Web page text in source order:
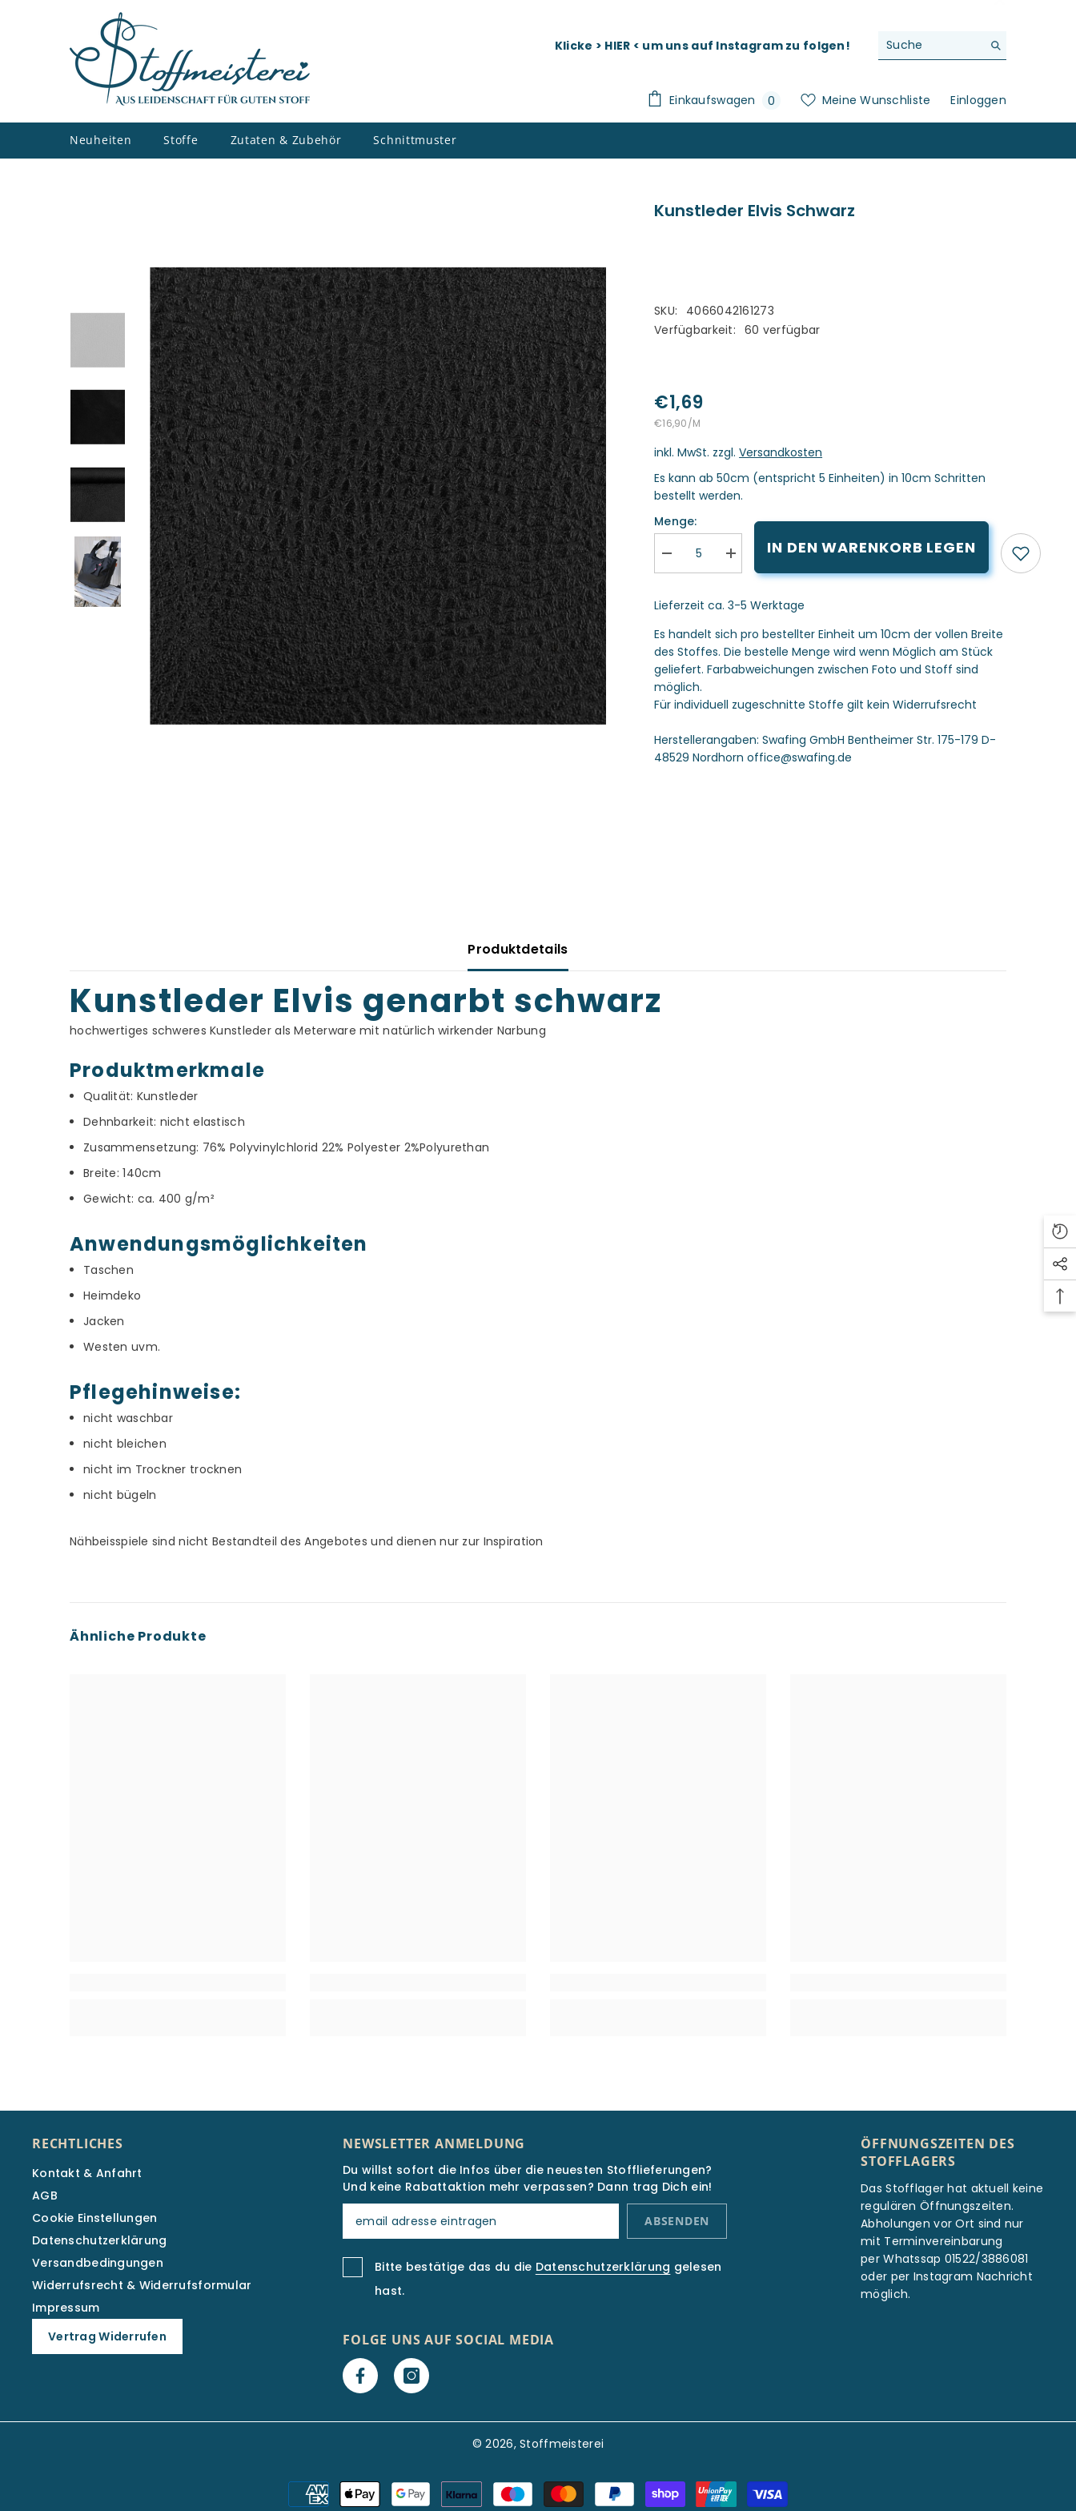
Klicke > HIER < um uns auf Instagram zu folgen!
Einkaufswagen 00
Meine Wunschliste Einloggen
Neuheiten Stoffe Zutaten & Zubehör Schnittmuster
Kunstleder Elvis Schwarz
SKU:
4066042161273
Verfügbarkeit: 60 verfügbar
€1,69
STÜCKPREIS
€16,90/PRO
M
inkl. MwSt. zzgl.Versandkosten
Es kann ab 50cm (entspricht 5 Einheiten) in 10cm Schritten
bestellt werden.
Menge:
Menge
verringern
Elvis
Menge
erhöhen
Elvis
IN DEN WARENKORB LEGEN
Lieferzeit ca. 3-5 Werktage
Es handelt sich pro bestellter Einheit um 10cm der vollen Breite
des Stoffes. Die bestelle Menge wird wenn Möglich am Stück
geliefert. Farbabweichungen zwischen Foto und Stoff sind
möglich.
Für individuell zugeschnitte Stoffe gilt kein Widerrufsrecht
Herstellerangaben:Swafing GmbH Bentheimer Str. 175-179 D-
48529 Nordhorn office@swafing.de
Produktdetails
Kunstleder Elvis genarbt schwarz
hochwertiges schweres Kunstleder als Meterware mit natürlich wirkender Narbung
Produktmerkmale
Qualität: Kunstleder
Dehnbarkeit: nicht elastisch
Zusammensetzung: 76% Polyvinylchlorid 22% Polyester 2%Polyurethan
Breite: 140cm
Gewicht: ca. 400 g/m²
Anwendungsmöglichkeiten
Taschen
Heimdeko
Jacken
Westen uvm.
Pflegehinweise:
nicht waschbar
nicht bleichen
nicht im Trockner trocknen
nicht bügeln
Nähbeisspiele sind nicht Bestandteil des Angebotes und dienen nur zur Inspiration
Ähnliche Produkte
RECHTLICHES
Kontakt & Anfahrt
AGB
Cookie Einstellungen
Datenschutzerklärung
Versandbedingungen
Widerrufsrecht & Widerrufsformular
Impressum
Vertrag Widerrufen
NEWSLETTER ANMELDUNG
Du willst sofort die Infos über die neuesten Stofflieferungen?
Und keine Rabattaktion mehr verpassen? Dann trag Dich ein!
ABSENDEN
Bitte bestätige das du die Datenschutzerklärung gelesen
hast.
FOLGE UNS AUF SOCIAL MEDIA
ÖFFNUNGSZEITEN DES
STOFFLAGERS
Das Stofflager hat aktuell keine
regulären Öffnungszeiten.
Abholungen vor Ort sind nur
mit Terminvereinbarung
per Whatssap 01522/3886081
oder per Instagram Nachricht
möglich.
© 2026, Stoffmeisterei
Zahlungsarten